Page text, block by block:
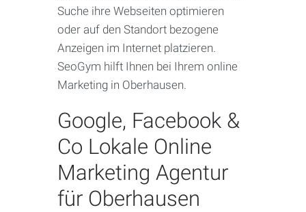
Suche ihre Webseiten optimieren
oder auf den Standort bezogene
Anzeigen im Internet platzieren.
SeoGym hilft Ihnen bei Ihrem online
Marketing in Oberhausen.
Google, Facebook &
Co Lokale Online
Marketing Agentur
für Oberhausen